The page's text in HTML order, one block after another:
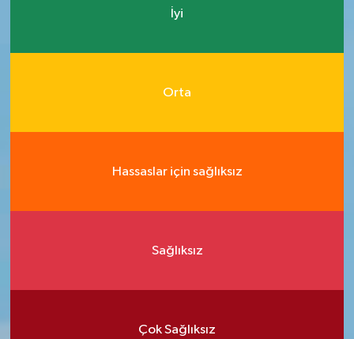
İyi
Orta
Hassaslar için sağlıksız
Sağlıksız
Çok Sağlıksız